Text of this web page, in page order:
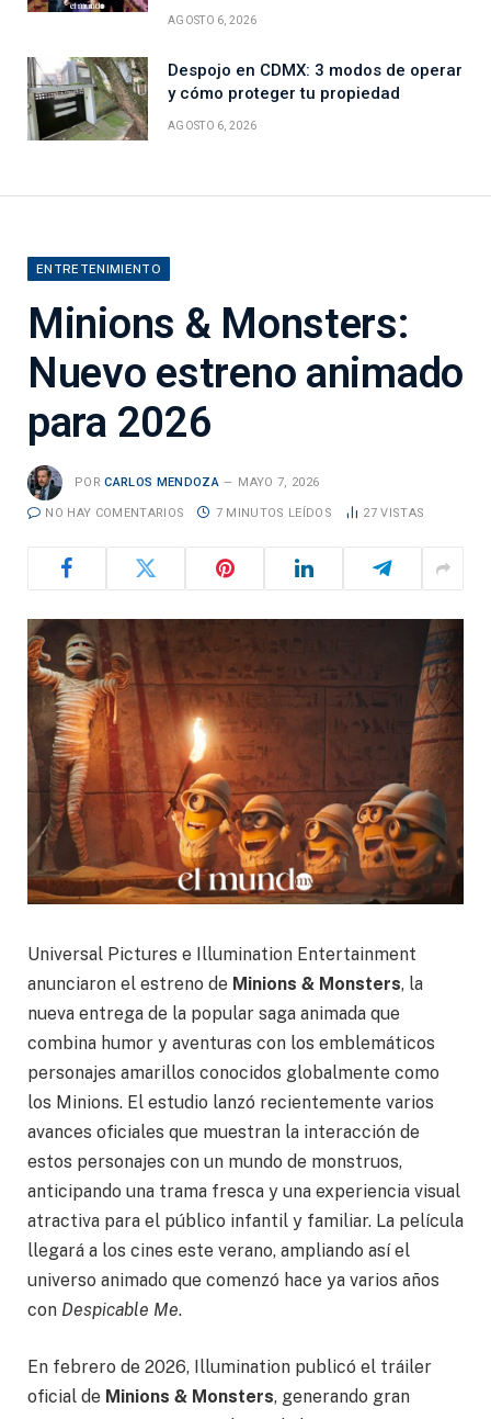
AGOSTO 6, 2026
Despojo en CDMX: 3 modos de operar
y cómo proteger tu propiedad
AGOSTO 6, 2026
ENTRETENIMIENTO
Minions & Monsters:
Nuevo estreno animado
para 2026
POR CARLOS MENDOZA MAYO 7, 2026
NO HAY COMENTARIOS 7 MINUTOS LEÍDOS 27VISTAS
Universal Pictures e Illumination Entertainment
anunciaron el estreno de Minions & Monsters, la
nueva entrega de la popular saga animada que
combina humor y aventuras con los emblemáticos
personajes amarillos conocidos globalmente como
los Minions. El estudio lanzó recientemente varios
avances oficiales que muestran la interacción de
estos personajes con un mundo de monstruos,
anticipando una trama fresca y una experiencia visual
atractiva para el público infantil y familiar. La película
llegará a los cines este verano, ampliando así el
universo animado que comenzó hace ya varios años
con Despicable Me.
En febrero de 2026, Illumination publicó el tráiler
oficial de Minions & Monsters, generando gran